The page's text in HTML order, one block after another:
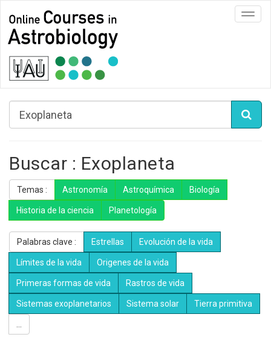
Buscar : Exoplaneta
Temas : Astronomía Astroquímica Biología
Historia de la ciencia Planetología
Palabras clave : Estrellas Evolución de la vida
Límites de la vida Origenes de la vida
Primeras formas de vida Rastros de vida
Sistemas exoplanetarios Sistema solar Tierra primitiva